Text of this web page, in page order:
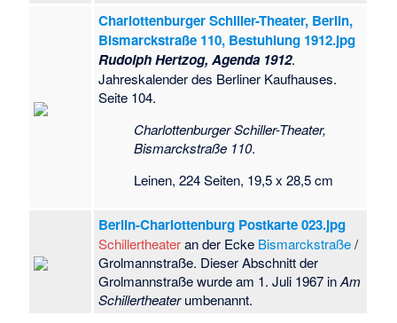
Charlottenburger Schiller-Theater, Berlin,
Bismarckstraße 110, Bestuhlung 1912.jpg
Rudolph Hertzog, Agenda 1912.
Jahreskalender des Berliner Kaufhauses.
Seite 104.
Charlottenburger Schiller-Theater,
Bismarckstraße 110.
Leinen, 224 Seiten, 19,5 x 28,5 cm
Berlin-Charlottenburg Postkarte 023.jpg
Schillertheateran der Ecke Bismarckstraße/
Grolmannstraße. Dieser Abschnitt der
Grolmannstraße wurde am 1. Juli 1967 inAm
Schillertheaterumbenannt.